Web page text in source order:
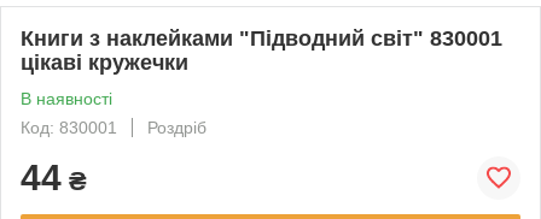
Книги з наклейками "Підводний світ" 830001
цікаві кружечки
В наявності
Код: 830001
Роздріб
44 ₴